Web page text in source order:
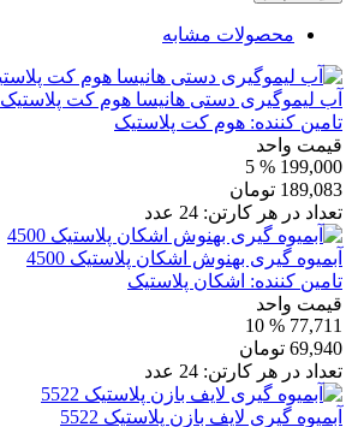
محصولات مشابه
آب لیموگیری دستی هانیسا هوم کت پلاستیک 3741
تامین کننده: هوم کت پلاستیک
قیمت واحد
199,000
% 5
189,083 تومان
تعداد در هر کارتن: 24 عدد
آبمیوه گیری بهنوش اشکان پلاستیک 4500
تامین کننده: اشکان پلاستیک
قیمت واحد
77,711
% 10
69,940 تومان
تعداد در هر کارتن: 24 عدد
آبمیوه گیری لایف بازن پلاستیک 5522